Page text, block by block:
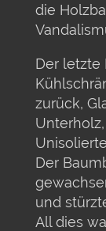
die
Der letzte
zurück,
Der
und
All dies